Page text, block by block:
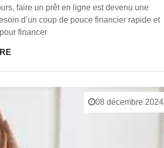
faire un prêt en ligne est devenu une
d’un coup de pouce financier rapide et
financer
08 décembre 2024